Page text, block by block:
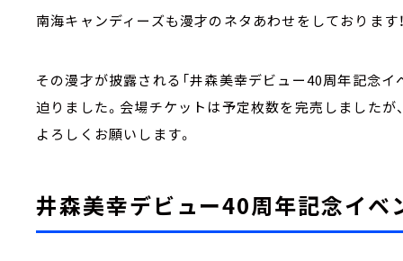
南海キャンディーズも漫才のネタあわせをしております
その漫才が披露される「井森美幸デビュー40周年記念イ
迫りました。会場チケットは予定枚数を完売しましたが
よろしくお願いします。
井森美幸デビュー40周年記念イベ